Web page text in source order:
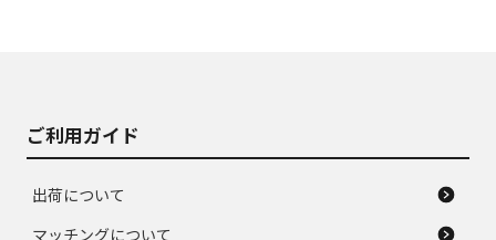
ご利用ガイド
出荷について
マッチングについて